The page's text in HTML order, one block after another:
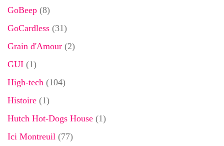
GoBeep (8)
GoCardless (31)
Grain d'Amour (2)
GUI (1)
High-tech (104)
Histoire (1)
Hutch Hot-Dogs House (1)
Ici Montreuil (77)